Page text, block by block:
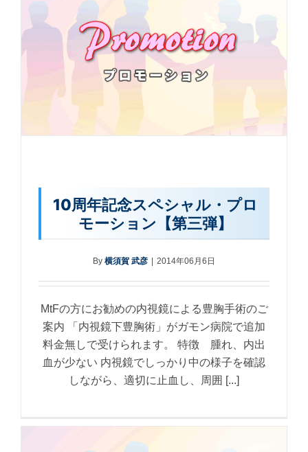
10周年記念スペシャル・プロ
モーション【第三弾】
By 横須賀 武彦 2014年06月6日
MtFの方にお勧めの内視鏡による豊胸手術のご
案内 「内視鏡下豊胸術」がガモン病院で追加
料金無しで受けられます。 特徴 腫れ、内出
血が少ない 内視鏡でしっかり中の様子を確認
しながら、適切に止血し、周囲 [...]